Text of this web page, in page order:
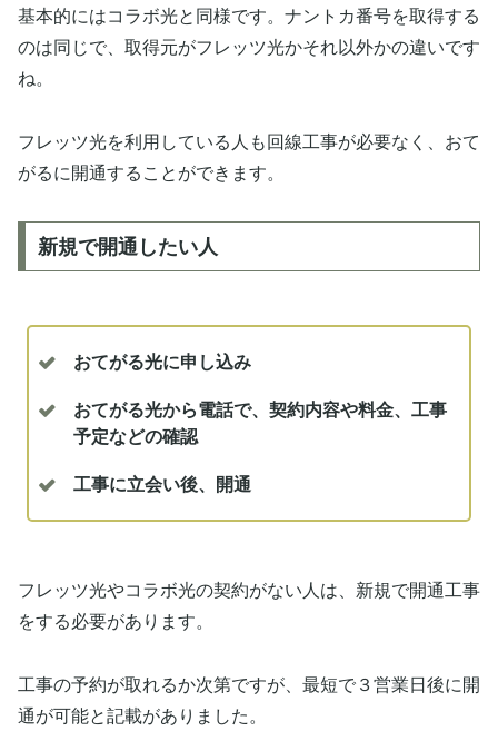
基本的にはコラボ光と同様です。ナントカ番号を取得する
のは同じで、取得元がフレッツ光かそれ以外かの違いです
ね。
フレッツ光を利用している人も回線工事が必要なく、おて
がるに開通することができます。
新規で開通したい人
おてがる光に申し込み
おてがる光から電話で、契約内容や料金、工事
予定などの確認
工事に立会い後、開通
フレッツ光やコラボ光の契約がない人は、新規で開通工事
をする必要があります。
工事の予約が取れるか次第ですが、最短で３営業日後に開
通が可能と記載がありました。